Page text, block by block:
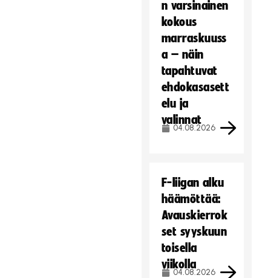
n varsinainen
kokous
marraskuuss
a – näin
tapahtuvat
ehdokasasett
elu ja
valinnat
04.08.2026
F-liigan alku
häämöttää:
Avauskierrok
set syyskuun
toisella
viikolla
04.08.2026